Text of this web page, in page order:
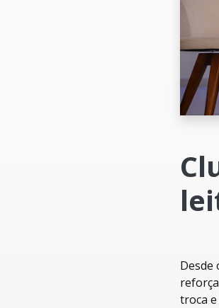
Desde
troca